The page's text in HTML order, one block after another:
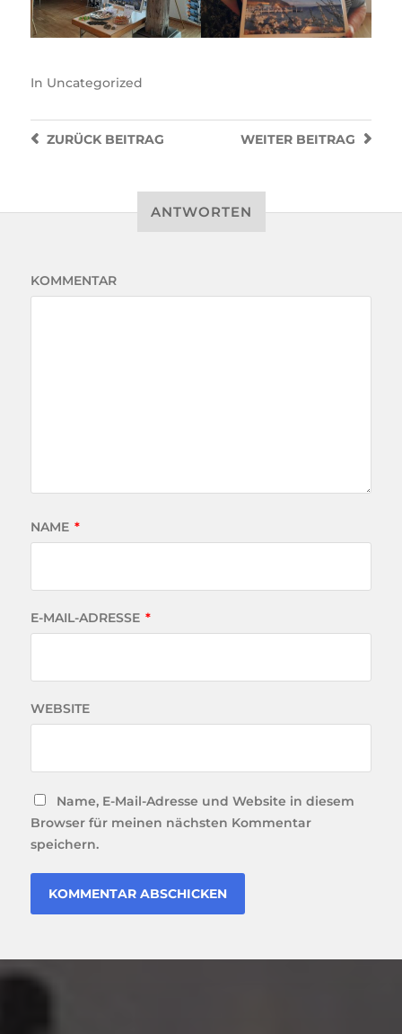
In Uncategorized
WEITER BEITRAG
ZURÜCKBEITRAG
ANTWORTEN
KOMMENTAR
NAME *
E-MAIL-ADRESSE *
WEBSITE
Name, E-Mail-Adresse und Website in diesem
Browser für meinen nächsten Kommentar
speichern.